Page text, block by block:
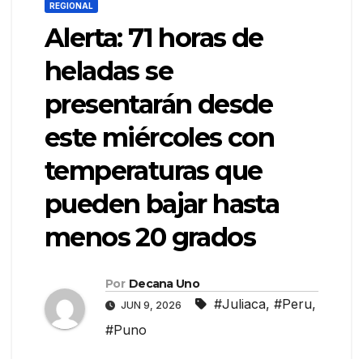
REGIONAL
Alerta: 71 horas de
heladas se
presentarán desde
este miércoles con
temperaturas que
pueden bajar hasta
menos 20 grados
Por Decana Uno
JUN 9, 2026 #Juliaca, #Peru,
#Puno